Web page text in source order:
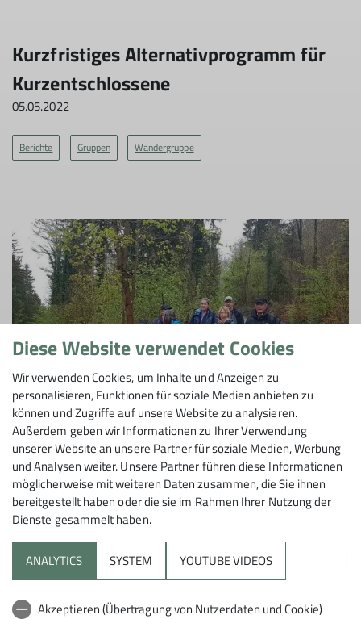
Kurzfristiges Alternativprogramm für
Kurzentschlossene
05.05.2022
Berichte Gruppen Wandergruppe
Regentour um den Zoller
Kurzfristiges Alternativprogramm für
Kurzentschlossene
Wetterbedingt musste die für den 22.04.2022
geplante Koopertationswanderung mit dem Skiclub
Hechingen abgesagt bzw. auf den 04.09.2022
Diese Website verwendet Cookies
Wir verwenden Cookies, um Inhalte und Anzeigen zu
personalisieren, Funktionen für soziale Medien anbieten zu
können und Zugriffe auf unsere Website zu analysieren.
Außerdem geben wir Informationen zu Ihrer Verwendung
unserer Website an unsere Partner für soziale Medien, Werbung
und Analysen weiter. Unsere Partner führen diese Informationen
möglicherweise mit weiteren Daten zusammen, die Sie ihnen
bereitgestellt haben oder die sie im Rahmen Ihrer Nutzung der
Dienste gesammelt haben.
ANALYTICS SYSTEM YOUTUBE VIDEOS
Akzeptieren (Übertragung von Nutzerdaten und Cookie)